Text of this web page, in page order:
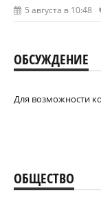
5 августа в 10:48
ОБСУЖДЕНИЕ
Для возможности
ОБЩЕСТВО